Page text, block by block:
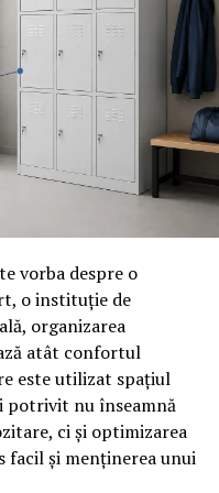
ale munților ce
din
a naturii,
purificare și
de stresul cotidian și
a naturii. Stațiunea
liniștitoare și
fizic și
te relaxezi și te
de
Sudul Vâlcii
Govora, te va purta
vorba despre o
o instituție de
organizarea
atât confortul
este utilizat spațiul
potrivit nu înseamnă
ci și optimizarea
facil și menținerea unui